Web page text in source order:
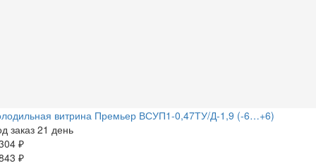
витрина Премьер ВСУП1-0,47ТУ/Д-1,9 (-6…+6)
заказ 21 день
₽
₽